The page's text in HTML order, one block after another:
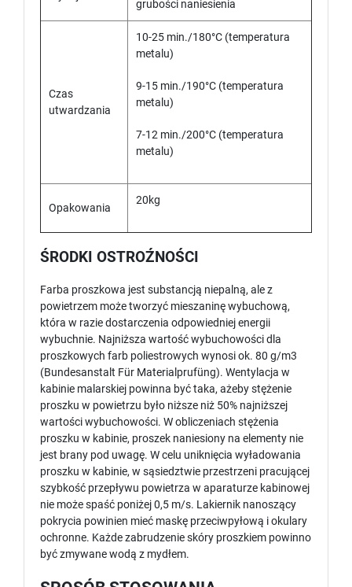
grubości naniesienia
Czas
utwardzania
10-25 min./180°C (temperatura
metalu)
9-15 min./190°C (temperatura
metalu)
7-12 min./200°C (temperatura
metalu)
Opakowania
20kg
ŚRODKI OSTROŹNOŚCI
Farba proszkowa jest substancją niepalną, ale z
powietrzem może tworzyć mieszaninę wybuchową,
która w razie dostarczenia odpowiedniej energii
wybuchnie. Najniższa wartość wybuchowości dla
proszkowych farb poliestrowych wynosi ok. 80 g/m3
(Bundesanstalt Für Materialprufüng). Wentylacja w
kabinie malarskiej powinna być taka, ażeby stężenie
proszku w powietrzu było niższe niż 50% najniższej
wartości wybuchowości. W obliczeniach stężenia
proszku w kabinie, proszek naniesiony na elementy nie
jest brany pod uwagę. W celu uniknięcia wyładowania
proszku w kabinie, w sąsiedztwie przestrzeni pracującej
szybkość przepływu powietrza w aparaturze kabinowej
nie może spaść poniżej 0,5 m/s. Lakiernik nanoszący
pokrycia powinien mieć maskę przeciwpyłową i okulary
ochronne. Każde zabrudzenie skóry proszkiem powinno
być zmywane wodą z mydłem.